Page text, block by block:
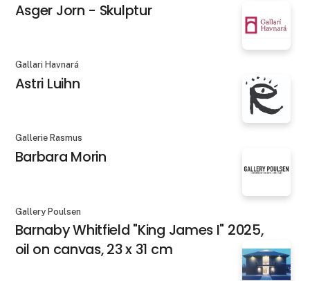
Asger Jorn - Skulptur
Gallari Havnará
Astri Luihn
Gallerie Rasmus
Barbara Morin
Gallery Poulsen
Barnaby Whitfield "King James I" 2025,
oil on canvas, 23 x 31 cm